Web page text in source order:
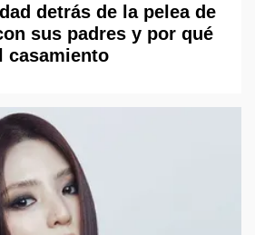
detrás de la pelea de
sus padres y por qué
casamiento